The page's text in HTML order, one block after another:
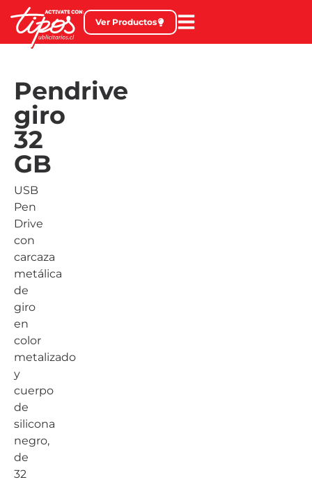
Ver Productos
Pendrive
giro
32
GB
USB
Pen
Drive
con
carcaza
metálica
de
giro
en
color
metalizado
y
cuerpo
de
silicona
negro,
de
32